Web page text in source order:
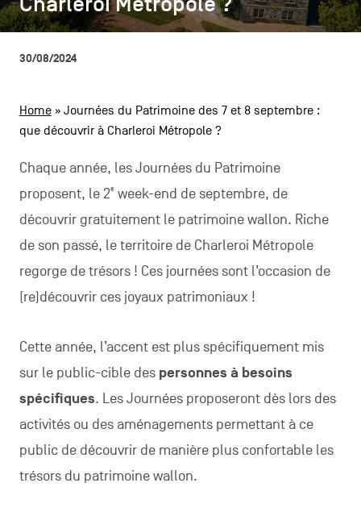
secondaire
POLITIQUE VIE PRIVÉE
FacebookInstagramYoutubeLinkedIn
FR NL EN
30/08/2024
Home» Journées du Patrimoine des 7 et 8 septembre :
que découvrir à Charleroi Métropole ?
Chaque année, les Journées du Patrimoine
proposent, le 2eweek-end de septembre, de
découvrir gratuitement le patrimoine wallon. Riche
de son passé, le territoire de Charleroi Métropole
regorge de trésors ! Ces journées sont l’occasion de
(re)découvrir ces joyaux patrimoniaux !
Cette année, l’accent est plus spécifiquement mis
sur le public-cible des personnes à besoins
spécifiques. Les Journées proposeront dès lors des
activités ou des aménagements permettant à ce
public de découvrir de manière plus confortable les
trésors du patrimoine wallon.